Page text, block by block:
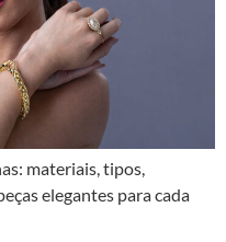
materiais, tipos,
elegantes para cada